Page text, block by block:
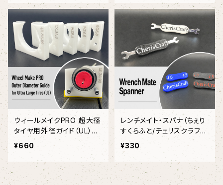
ウィールメイクPRO 超大径
タイヤ用外径ガイド（UL）
（ちぇりすくらふと・チェリス
¥660
レンチメイト・スパナ（ちぇり
すくらふと/チェリスクラフ
ト）
¥330